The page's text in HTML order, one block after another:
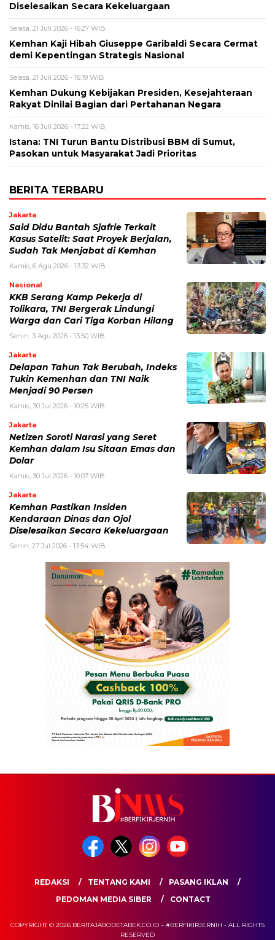
Diselesaikan Secara Kekeluargaan
Selasa, 21 Juli 2026 - 16:27 WIB
Kemhan Kaji Hibah Giuseppe Garibaldi Secara Cermat
demi Kepentingan Strategis Nasional
Selasa, 21 Juli 2026 - 16:19 WIB
Kemhan Dukung Kebijakan Presiden, Kesejahteraan
Rakyat Dinilai Bagian dari Pertahanan Negara
Kamis, 16 Juli 2026 - 17:22 WIB
Istana: TNI Turun Bantu Distribusi BBM di Sumut,
Pasokan untuk Masyarakat Jadi Prioritas
BERITA TERBARU
Jakarta
Said Didu Bantah Sjafrie Terkait
Kasus Satelit: Saat Proyek Berjalan,
Sudah Tak Menjabat di Kemhan
Kamis, 6 Agu 2026 - 13:32 WIB
Nasional
KKB Serang Kamp Pekerja di
Tolikara, TNI Bergerak Lindungi
Warga dan Cari Tiga Korban Hilang
Senin, 3 Agu 2026 - 13:50 WIB
Jakarta
Delapan Tahun Tak Berubah, Indeks
Tukin Kemenhan dan TNI Naik
Menjadi 90 Persen
Kamis, 30 Jul 2026 - 10:25 WIB
Jakarta
Netizen Soroti Narasi yang Seret
Kemhan dalam Isu Sitaan Emas dan
Dolar
Kamis, 30 Jul 2026 - 10:07 WIB
Jakarta
Kemhan Pastikan Insiden
Kendaraan Dinas dan Ojol
Diselesaikan Secara Kekeluargaan
Senin, 27 Jul 2026 - 13:54 WIB
REDAKSI TENTANG KAMI
PASANG IKLAN
PEDOMAN MEDIA SIBER
CONTACT
COPYRIGHT © 2026 BERITAJABODETABEK.CO.ID – #BERFIKIRJERNIH - ALL RIGHTS
RESERVED